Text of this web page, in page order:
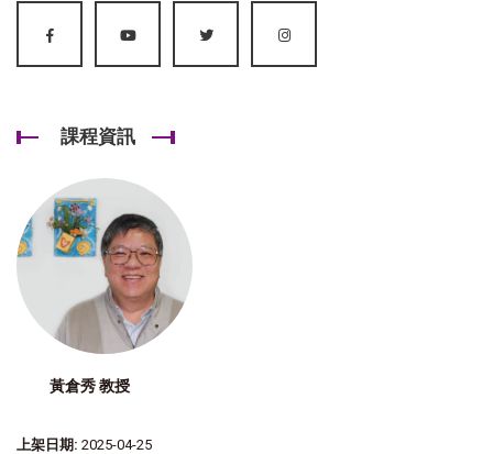
課程資訊
黃倉秀 教授
上架日期: 2025-04-25